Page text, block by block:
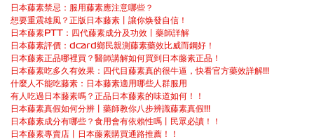
日本藤素禁忌：服用藤素應注意哪些？
想要重震雄風？正版日本藤素丨讓你焕發自信！
日本藤素PTT：四代藤素成分及功效丨藥師詳解
日本藤素評價：dcard鄉民親測藤素藥效比威而鋼好！
日本藤素正品哪裡買？醫師講解如何買到日本藤素正品！
日本藤素吃多久有效果：四代目藤素真的很牛逼，快看官方藥效詳解!!!
什麼人不能吃藤素：日本藤素適用哪些人群服用
有人吃過日本藤素嗎？正品日本藤素的味道如何！！
日本藤素真假如何分辨丨藥師教你八步辨識藤素真假!!!
日本藤素成分有哪些？食用會有依賴性嗎丨民眾必讀！！
日本藤素專賣店丨日本藤素購買通路推薦！！